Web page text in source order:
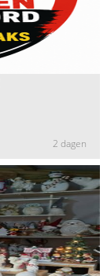
2 dagen